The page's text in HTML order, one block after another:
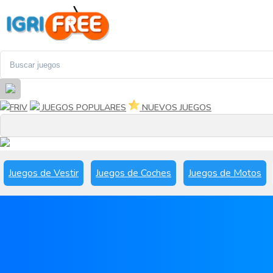
FRIV JUEGOS POPULARES
NUEVOS JUEGOS
Juegos de Vestir Juegos de Coches Juegos de Motos